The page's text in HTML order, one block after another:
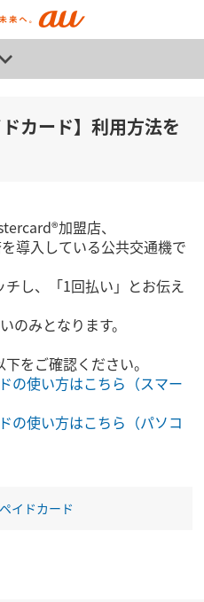
ドカード】利用方法を
加盟店、
導入している公共交通機で
し、「1回払い」とお伝え
みとなります。
をご確認ください。
の使い方はこちら（スマー
の使い方はこちら（パソコ
イドカード